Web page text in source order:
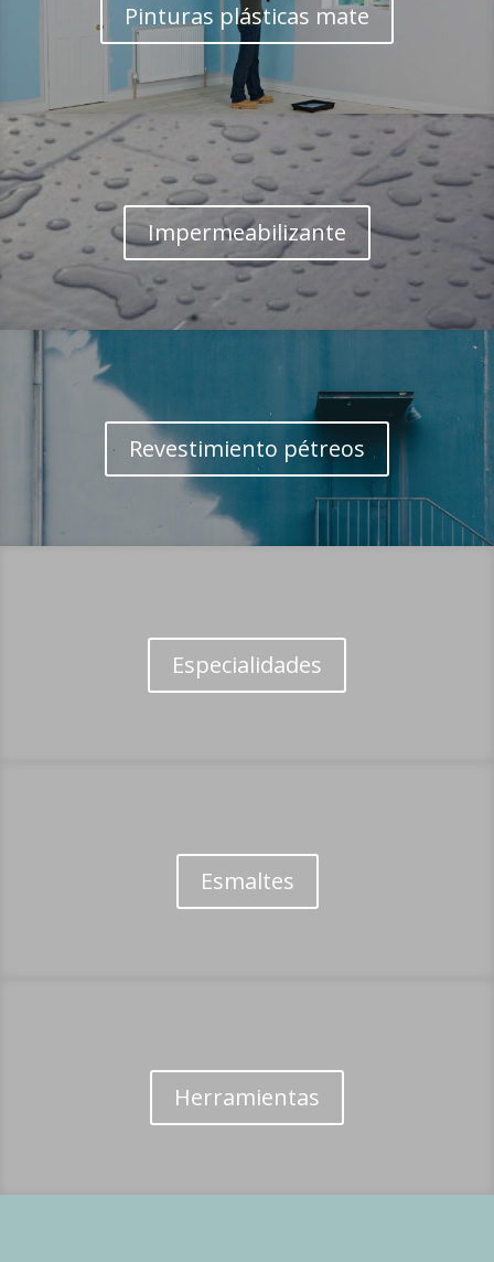
Pinturas plásticas mate
Impermeabilizante
Revestimiento pétreos
Especialidades
Esmaltes
Herramientas